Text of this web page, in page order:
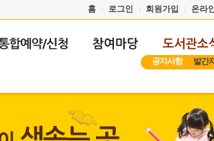
홈 로그인 회원가입 온라
공지사항 발간